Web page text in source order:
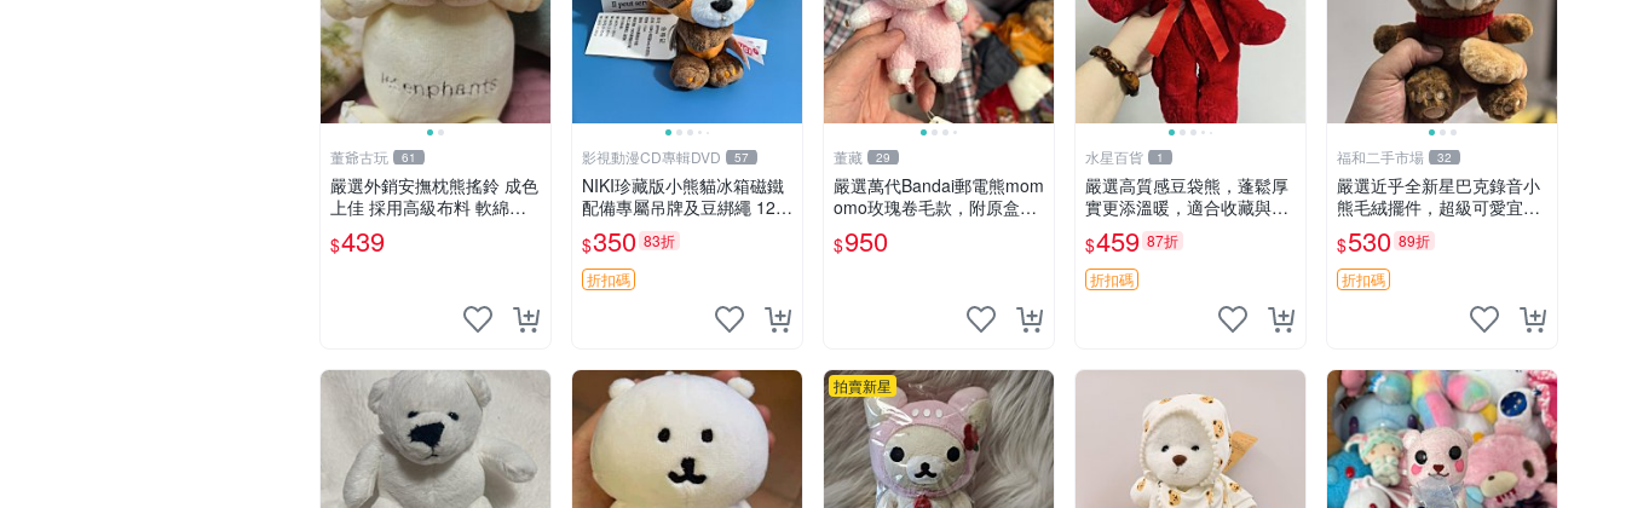
董爺古玩 61
嚴選外銷安撫枕熊搖鈴 成色
上佳 採用高級布料 軟綿適
合收藏 安心選購 安撫枕 熊
玩具 搖鈴
$439
影視動漫CD專輯DVD 57
NIKI珍藏版小熊貓冰箱磁鐵
配備專屬吊牌及豆綁繩 12c
m 廢品嚴選 好評推薦 小熊
貓冰箱貼 磁鐵掛件 冰箱飾
品
$350 83折
折扣碼
董藏 29
嚴選萬代Bandai郵電熊mom
omo玫瑰卷毛款，附原盒與
吊牌，粉嫩可愛入手即柔軟
～ 玫瑰卷毛 郵電熊 正品
$950
水星百貨 1
嚴選高質感豆袋熊，蓬鬆厚
實更添溫暖，適合收藏與休
憩。前胸填充飽滿，背部亦
具優雅設計。 豆袋熊 保暖
溫柔 蓬松
$459 87折
折扣碼
福和二手市場 32
嚴選近乎全新星巴克錄音小
熊毛絨擺件，超級可愛宜贈
送掛飾 錄音小熊 毛絨擺件
贈品
$530 89折
折扣碼
拍賣新星